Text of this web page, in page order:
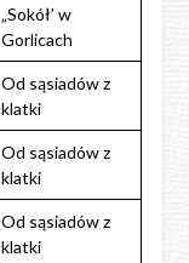
„Sokół’ w
Gorlicach
Od sąsiadów z
klatki
Od sąsiadów z
klatki
Od sąsiadów z
klatki